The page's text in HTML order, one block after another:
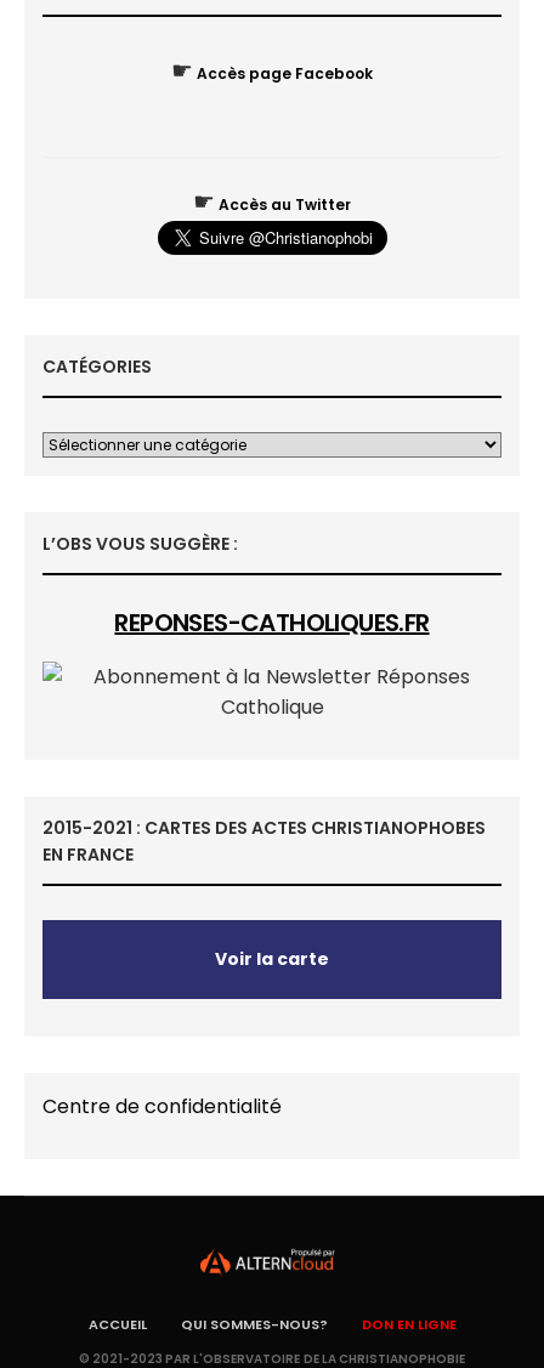
☛ Accès page Facebook
☛ Accès au Twitter
CATÉGORIES
L’OBS VOUS SUGGÈRE :
REPONSES-CATHOLIQUES.FR
2015-2021 : CARTES DES ACTES CHRISTIANOPHOBES
EN FRANCE
Voir la carte
Centre de confidentialité
ACCUEIL QUI SOMMES-NOUS? DON EN LIGNE
© 2021-2023 PAR L'OBSERVATOIRE DE LA CHRISTIANOPHOBIE